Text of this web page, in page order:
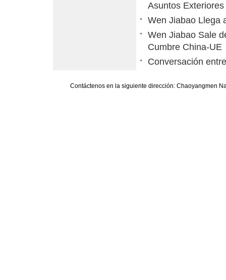
Asuntos
Wen Jiabao Llega
Wen Jiabao Sale
Cumbre China-UE
Conversación
Contáctenos en la siguiente dirección: Chaoyangmen